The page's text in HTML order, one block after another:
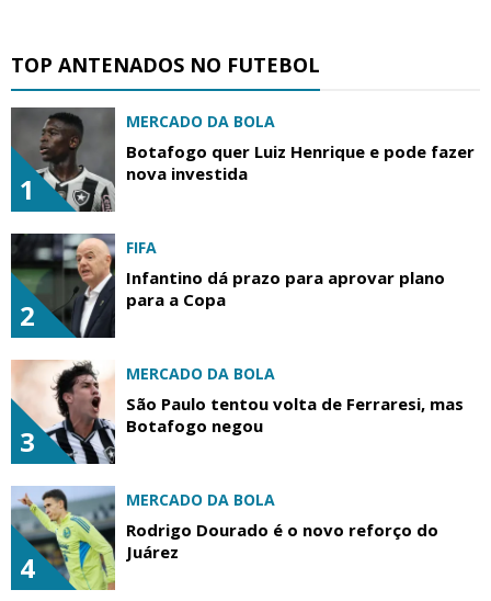
TOP ANTENADOS NO FUTEBOL
1
MERCADO DA BOLA
Botafogo quer Luiz Henrique e pode fazer
nova investida
2
FIFA
Infantino dá prazo para aprovar plano
para a Copa
3
MERCADO DA BOLA
São Paulo tentou volta de Ferraresi, mas
Botafogo negou
4
MERCADO DA BOLA
Rodrigo Dourado é o novo reforço do
Juárez